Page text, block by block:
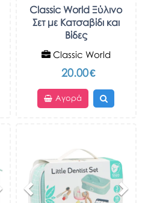
Classic World Ξύλινο
Σετ με Κατσαβίδι και
Βίδες
Classic World
20.00€
Αγορά